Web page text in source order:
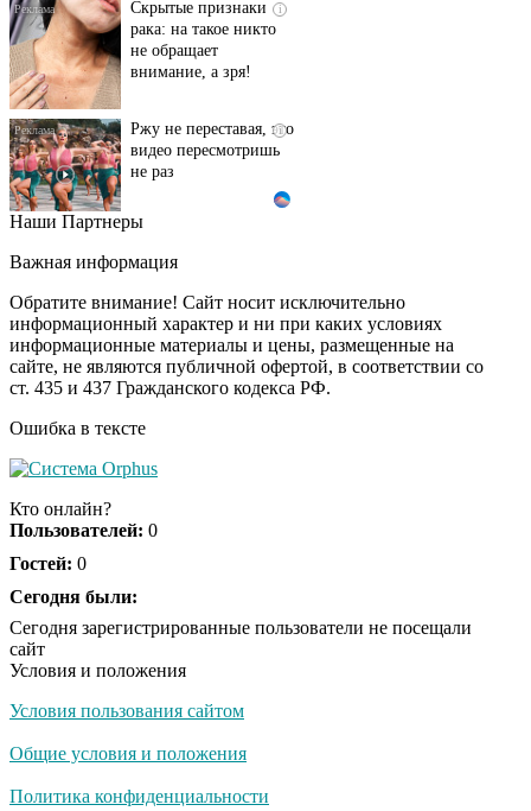
рака: на такое никто
не обращает
внимание, а зря!
видео пересмотришь
не раз
Ролик длится пару
шоке от увиденного
i
Ролик из Омска: вы
будете смеяться долго
Королева вагона
Наши Партнеры
Важная информация
Обратите внимание! Сайт носит исключительно
информационный характер и ни при каких условиях
информационные материалы и цены, размещенные на
сайте, не являются публичной офертой, в соответствии со
ст. 435 и 437 Гражданского кодекса РФ.
Ошибка в тексте
Кто онлайн?
Пользователей: 0
Гостей: 0
Сегодня были:
Сегодня зарегистрированные пользователи не посещали
сайт
Условия и положения
Условия пользования сайтом
Общие условия и положения
Политика конфиденциальности